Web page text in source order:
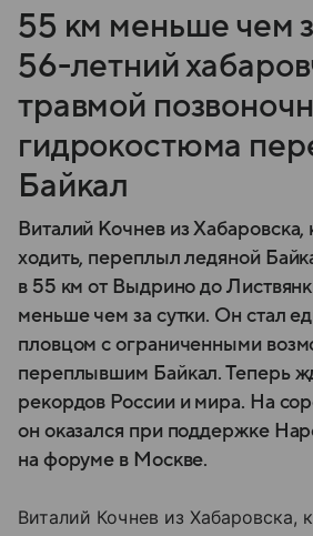
55 км меньше чем
56-летний
травмой
гидрокостюма
Байкал
Виталий Кочнев из
ходить, переплыл ледяной
в 55 км от Выдрино до
меньше чем за сутки. Он стал
пловцом с ограниченными
переплывшим Байкал. Теперь
рекордов России и мира. На
он оказался при поддержке
на форуме в Москве.
Виталий Кочнев из Хабаровска,